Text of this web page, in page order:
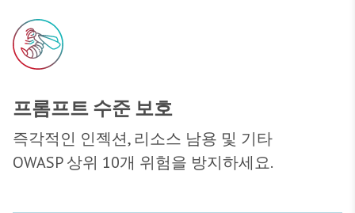
프롬프트 수준 보호
즉각적인 인젝션, 리소스 남용 및 기타
OWASP 상위 10개 위험을 방지하세요.